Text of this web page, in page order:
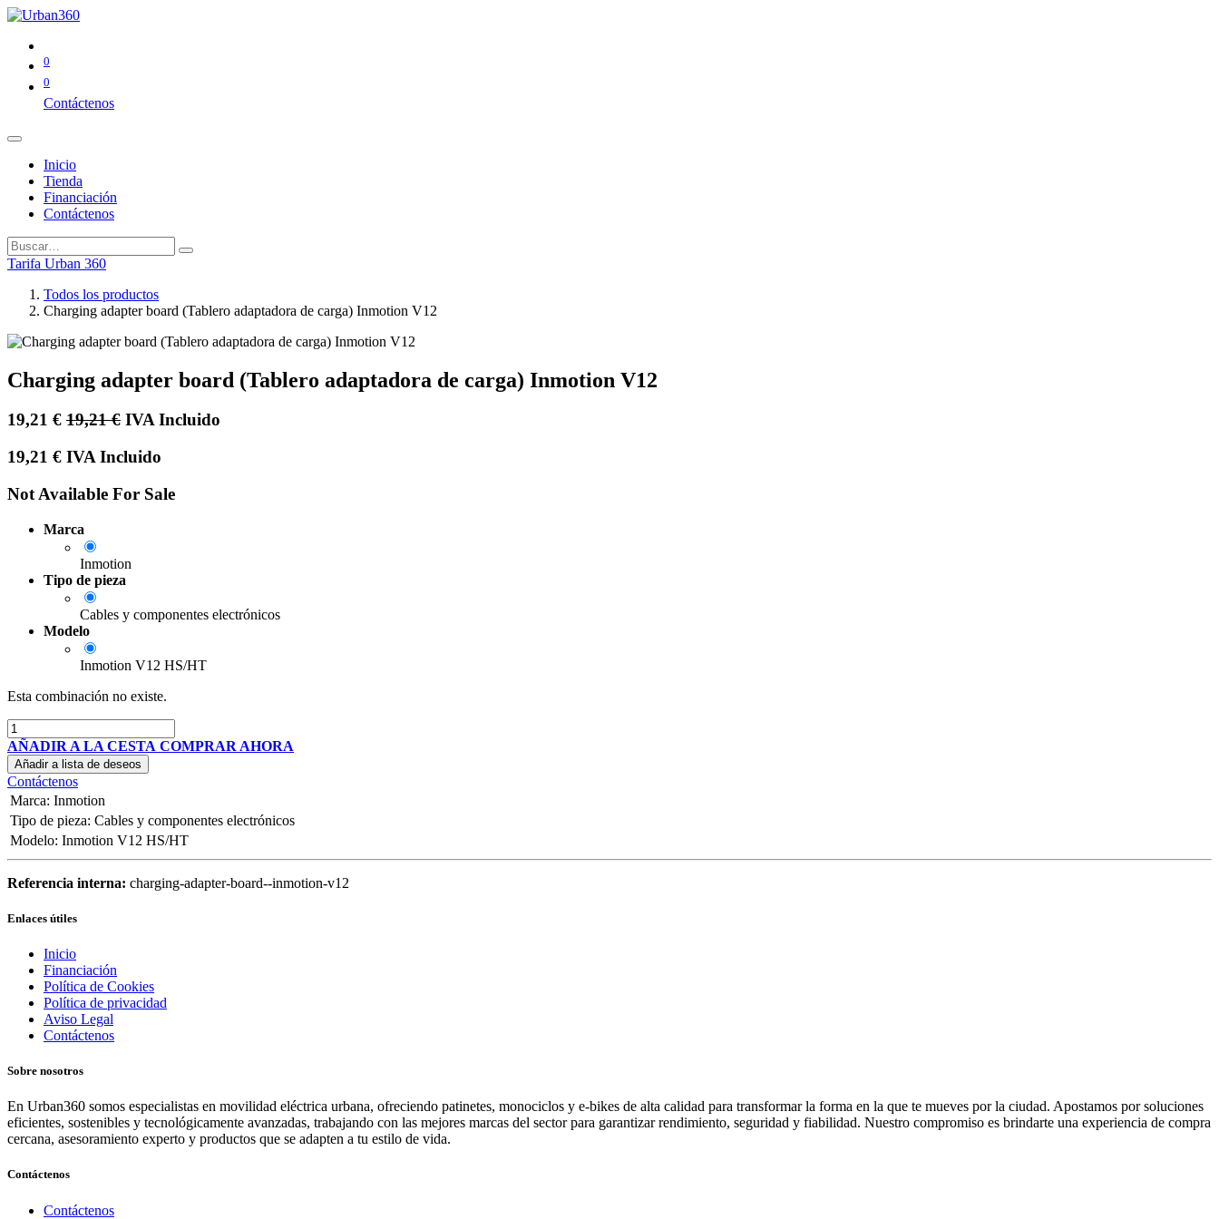
0
0
Contáctenos
Inicio
Tienda
Financiación
Contáctenos
Tarifa Urban 360
Todos los productos
Charging adapter board (Tablero adaptadora de carga) Inmotion V12
Charging adapter board (Tablero adaptadora de carga) Inmotion V12
19,21 € 19,21€ IVA Incluido
19,21 € IVA Incluido
Not Available For Sale
Marca
Inmotion
Tipo de pieza
Cables y componentes electrónicos
Modelo
Inmotion V12 HS/HT
Esta combinación no existe.
AÑADIR A LA CESTA COMPRAR AHORA
Añadir a lista de deseos
Contáctenos
Marca: Inmotion
Tipo de pieza: Cables y componentes electrónicos
Modelo: Inmotion V12 HS/HT
Referencia interna: charging-adapter-board--inmotion-v12
Enlaces útiles
Inicio
Financiación
Política de Cookies
Política de privacidad
Aviso Legal
Contáctenos
Sobre nosotros
En Urban360 somos especialistas en movilidad eléctrica urbana, ofreciendo patinetes, monociclos y e-bikes de alta calidad para transformar la forma en la que te mueves por la ciudad. Apostamos por soluciones
eficientes, sostenibles y tecnológicamente avanzadas, trabajando con las mejores marcas del sector para garantizar rendimiento, seguridad y fiabilidad. Nuestro compromiso es brindarte una experiencia de compra
cercana, asesoramiento experto y productos que se adapten a tu estilo de vida.
Contáctenos
Contáctenos